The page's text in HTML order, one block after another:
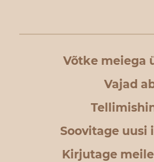
Võtke meiega
Vajad
Soovitage uusi
Kirjutage